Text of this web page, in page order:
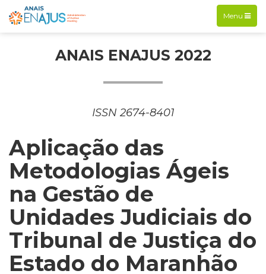
Exibir
navegação
Menu
ANAIS ENAJUS 2022
ISSN 2674-8401
Aplicação das
Metodologias Ágeis
na Gestão de
Unidades Judiciais do
Tribunal de Justiça do
Estado do Maranhão